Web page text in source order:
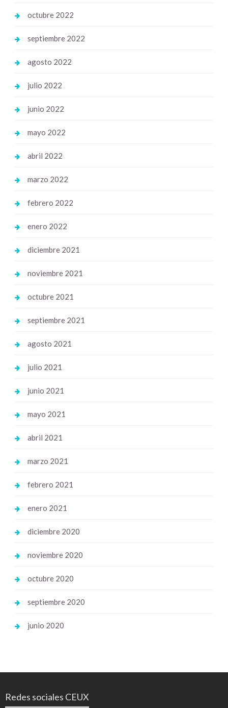
octubre 2022
septiembre 2022
agosto 2022
julio 2022
junio 2022
mayo 2022
abril 2022
marzo 2022
febrero 2022
enero 2022
diciembre 2021
noviembre 2021
octubre 2021
septiembre 2021
agosto 2021
julio 2021
junio 2021
mayo 2021
abril 2021
marzo 2021
febrero 2021
enero 2021
diciembre 2020
noviembre 2020
octubre 2020
septiembre 2020
junio 2020
Redes sociales CEUX